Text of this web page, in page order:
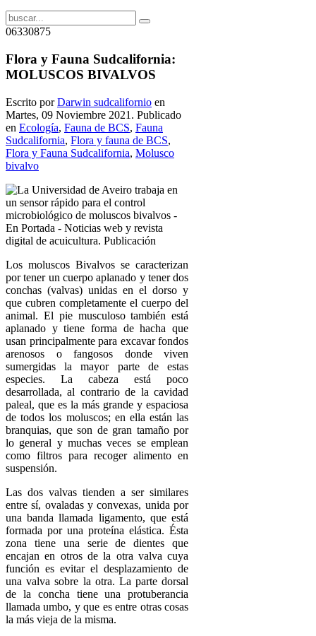
06330875
Flora y Fauna Sudcalifornia:
MOLUSCOS BIVALVOS
Escrito porDarwin sudcalifornio en
Martes, 09 Noviembre 2021. Publicado
en Ecología, Fauna de BCS, Fauna
Sudcalifornia, Flora y fauna de BCS,
Flora y Fauna Sudcalifornia, Molusco
bivalvo
Los moluscos Bivalvos se caracterizan
por tener un cuerpo aplanado y tener dos
conchas (valvas) unidas en el dorso y
que cubren completamente el cuerpo del
animal. El pie musculoso también está
aplanado y tiene forma de hacha que
usan principalmente para excavar fondos
arenosos o fangosos donde viven
sumergidas la mayor parte de estas
especies. La cabeza está poco
desarrollada, al contrario de la cavidad
paleal, que es la más grande y espaciosa
de todos los moluscos; en ella están las
branquias, que son de gran tamaño por
lo general y muchas veces se emplean
como filtros para recoger alimento en
suspensión.
Las dos valvas tienden a ser similares
entre sí, ovaladas y convexas, unida por
una banda llamada ligamento, que está
formada por una proteína elástica. Ésta
zona tiene una serie de dientes que
encajan en otros de la otra valva cuya
función es evitar el desplazamiento de
una valva sobre la otra. La parte dorsal
de la concha tiene una protuberancia
llamada umbo, y que es entre otras cosas
la más vieja de la misma.